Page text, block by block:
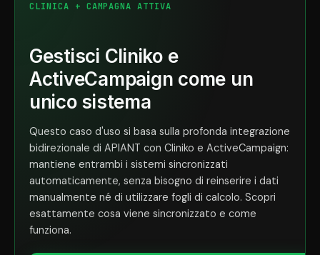
CLINICA + CAMPAGNA ATTIVA
Gestisci Cliniko e
ActiveCampaign come un
unico sistema
Questo caso d'uso si basa sulla profonda integrazione
bidirezionale di APIANT con Cliniko e ActiveCampaign:
mantiene entrambi i sistemi sincronizzati
automaticamente, senza bisogno di reinserire i dati
manualmente né di utilizzare fogli di calcolo. Scopri
esattamente cosa viene sincronizzato e come
funziona.